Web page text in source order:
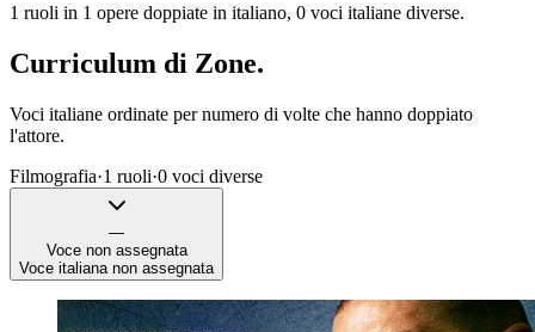
1 ruoli in 1 opere doppiate in italiano, 0 voci italiane diverse.
Curriculum di Zone.
Voci italiane ordinate per numero di volte che hanno doppiato
l'attore.
Filmografia·1 ruoli·0 voci diverse
—
Voce non assegnata
Voce italiana non assegnata